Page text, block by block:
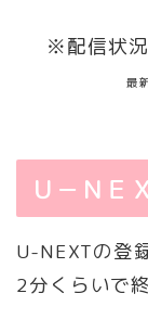
※配信状
最
Ｕ－ＮＥ
U-NEXTの登
2分くらいで